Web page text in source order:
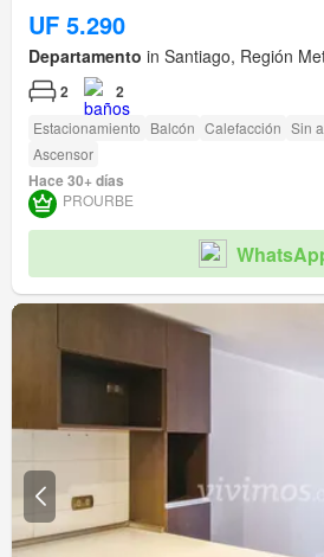
UF 5.290
Departamento in Santiago, Región
2 2
Estacionamiento Balcón Calefacción Sin
Ascensor
Hace 30+ días
PROURBE